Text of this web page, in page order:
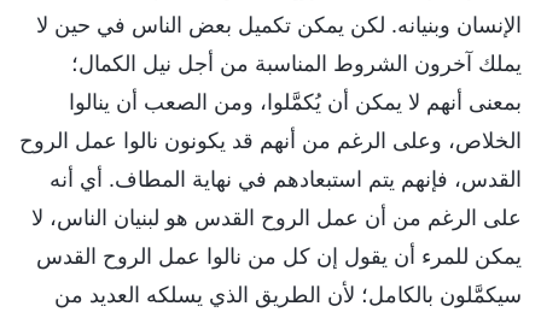
الإنسان وبنيانه. لكن يمكن تكميل بعض الناس في حين لا
يملك آخرون الشروط المناسبة من أجل نيل الكمال؛
بمعنى أنهم لا يمكن أن يُكمَّلوا، ومن الصعب أن ينالوا
الخلاص، وعلى الرغم من أنهم قد يكونون نالوا عمل الروح
القدس، فإنهم يتم استبعادهم في نهاية المطاف. أي أنه
على الرغم من أن عمل الروح القدس هو لبنيان الناس، لا
يمكن للمرء أن يقول إن كل من نالوا عمل الروح القدس
سيكمَّلون بالكامل؛ لأن الطريق الذي يسلكه العديد من